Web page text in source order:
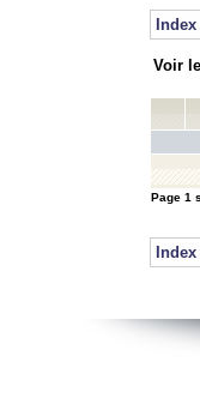
Voir
Page 1